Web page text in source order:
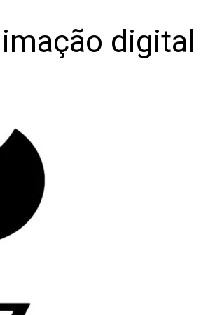
digital